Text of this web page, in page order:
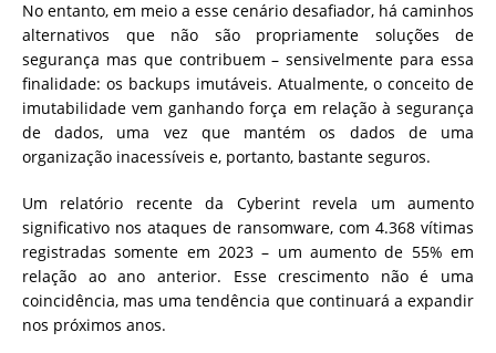
No entanto, em meio a esse cenário desafiador, há caminhos
alternativos que não são propriamente soluções de
segurança mas que contribuem – sensivelmente para essa
finalidade: os backups imutáveis. Atualmente, o conceito de
imutabilidade vem ganhando força em relação à segurança
de dados, uma vez que mantém os dados de uma
organização inacessíveis e, portanto, bastante seguros.
Um relatório recente da Cyberint revela um aumento
significativo nos ataques de ransomware, com 4.368 vítimas
registradas somente em 2023 – um aumento de 55% em
relação ao ano anterior. Esse crescimento não é uma
coincidência, mas uma tendência que continuará a expandir
nos próximos anos.